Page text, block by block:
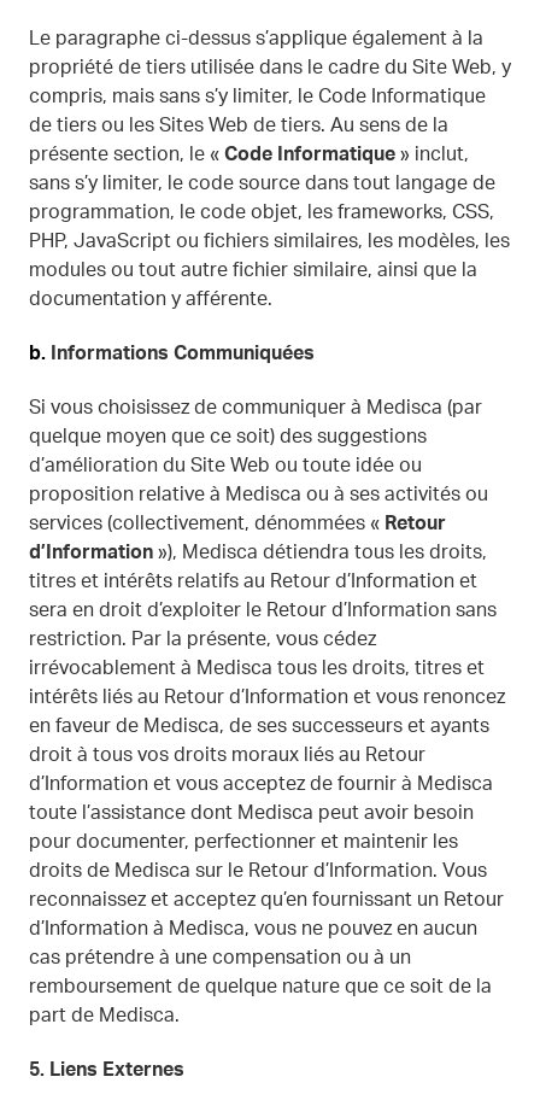
Le paragraphe ci-dessus s’applique également à la
propriété de tiers utilisée dans le cadre du Site Web, y
compris, mais sans s’y limiter, le Code Informatique
de tiers ou les Sites Web de tiers. Au sens de la
présente section, le « Code Informatique » inclut,
sans s’y limiter, le code source dans tout langage de
programmation, le code objet, les frameworks, CSS,
PHP, JavaScript ou fichiers similaires, les modèles, les
modules ou tout autre fichier similaire, ainsi que la
documentation y afférente.
b. Informations Communiquées
Si vous choisissez de communiquer à Medisca (par
quelque moyen que ce soit) des suggestions
d’amélioration du Site Web ou toute idée ou
proposition relative à Medisca ou à ses activités ou
services (collectivement, dénommées « Retour
d’Information »), Medisca détiendra tous les droits,
titres et intérêts relatifs au Retour d’Information et
sera en droit d’exploiter le Retour d’Information sans
restriction. Par la présente, vous cédez
irrévocablement à Medisca tous les droits, titres et
intérêts liés au Retour d’Information et vous renoncez
en faveur de Medisca, de ses successeurs et ayants
droit à tous vos droits moraux liés au Retour
d’Information et vous acceptez de fournir à Medisca
toute l’assistance dont Medisca peut avoir besoin
pour documenter, perfectionner et maintenir les
droits de Medisca sur le Retour d’Information. Vous
reconnaissez et acceptez qu’en fournissant un Retour
d’Information à Medisca, vous ne pouvez en aucun
cas prétendre à une compensation ou à un
remboursement de quelque nature que ce soit de la
part de Medisca.
5. Liens Externes